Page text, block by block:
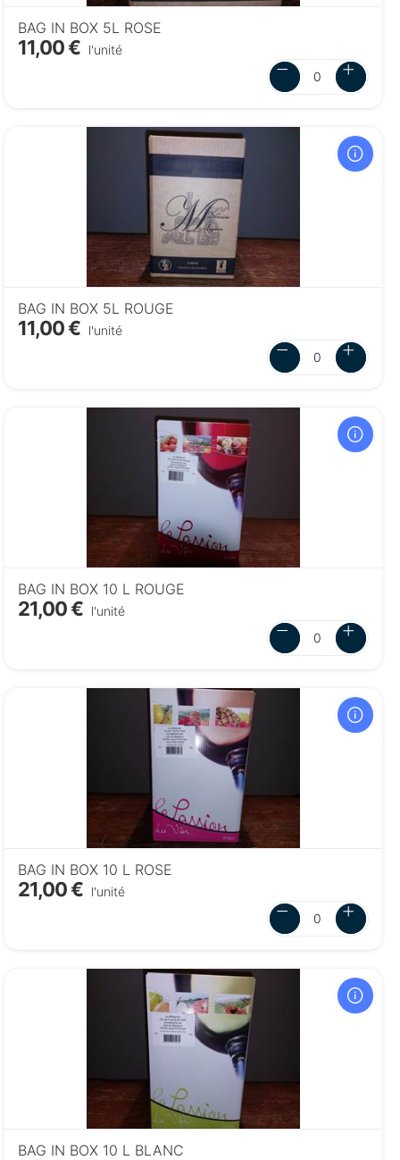
BAG IN BOX 5L ROSE
11,00 € l'unité
BAG IN BOX 5L ROUGE
11,00 € l'unité
BAG IN BOX 10 L ROUGE
21,00 € l'unité
BAG IN BOX 10 L ROSE
21,00 € l'unité
BAG IN BOX 10 L BLANC